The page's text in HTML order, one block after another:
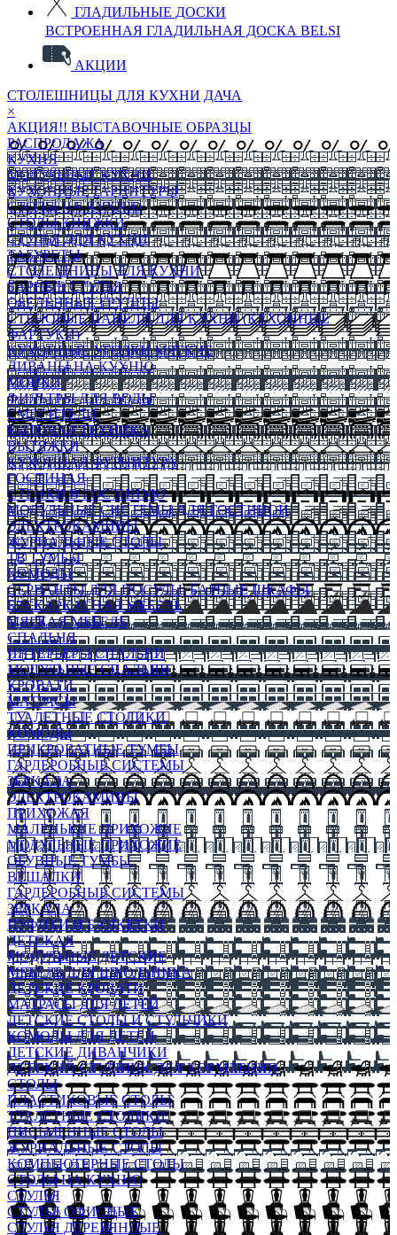
ГЛАДИЛЬНЫЕ ДОСКИ
ВСТРОЕННАЯ ГЛАДИЛЬНАЯ ДОСКА BELSI
АКЦИИ
СТОЛЕШНИЦЫ ДЛЯ КУХНИ ДАЧА
×
АКЦИЯ!! ВЫСТАВОЧНЫЕ ОБРАЗЦЫ
РАСПРОДАЖА
КУХНЯ
МОДУЛЬНЫЕ КУХНИ
КУХОННЫЕ ГАРНИТУРЫ
СТОЛЫ НА КУХНЮ
СТОЛЫ КНИЖКИ
СТУЛЬЯ ДЛЯ КУХНИ
ТАБУРЕТЫ
СТОЛЕШНИЦЫ ДЛЯ КУХНИ
БАРНЫЕ СТУЛЬЯ
ОБЕДЕННЫЕ ГРУППЫ
СТЕНОВЫЕ ПАНЕЛИ ДЛЯ КУХНИ (КУХОННЫЕ
ФАРТУКИ)
КУХОННЫЕ УГОЛКИ МЯГКИЕ
ДИВАНЫ НА КУХНЮ
МОЙКИ
ФИЛЬТРЫ ДЛЯ ВОДЫ
СМЕСИТЕЛИ
БЫТОВАЯ ТЕХНИКА
ВЫТЯЖКИ
КУХОННАЯ ФУРНИТУРА
ГОСТИНАЯ
СТЕНКИ В ГОСТИНУЮ
МОДУЛЬНЫЕ СИСТЕМЫ ДЛЯ ГОСТИНОЙ
ЭЛЕКТРОКАМИНЫ
ЖУРНАЛЬНЫЕ СТОЛЫ
ТВ ТУМБЫ
КОМОДЫ
СЕРВАНТЫ ДЛЯ ПОСУДЫ, БАРНЫЕ ШКАФЫ
БЕСКАРКАСНАЯ МЕБЕЛЬ
МЯГКАЯ МЕБЕЛЬ
СПАЛЬНЯ
ИНТЕРЬЕРЫ СПАЛЬНИ
МОДУЛЬНЫЕ СПАЛЬНИ
КРОВАТИ
МАТРАСЫ
ТУАЛЕТНЫЕ СТОЛИКИ
КОМОДЫ
ПРИКРОВАТНЫЕ ТУМБЫ
ГАРДЕРОБНЫЕ СИСТЕМЫ
ЗЕРКАЛА
ЭЛЕКТРОКАМИНЫ
ПРИХОЖАЯ
МАЛЕНЬКИЕ ПРИХОЖИЕ
МОДУЛЬНЫЕ ПРИХОЖИЕ
ОБУВНЫЕ ТУМБЫ
ВЕШАЛКИ
ГАРДЕРОБНЫЕ СИСТЕМЫ
ЗЕРКАЛА
ПУФИКИ И БАНКЕТКИ
ДЕТСКАЯ
МОДУЛЬНЫЕ ДЕТСКИЕ
МЕБЕЛЬ ДЛЯ ШКОЛЬНИКА
ДЕТСКИЕ КРОВАТИ
МАТРАСЫ ДЛЯ ДЕТЕЙ
ДЕТСКИЕ СТОЛЫ И СТУЛЬЧИКИ
КОМОДЫ ДЛЯ ДЕТЕЙ
ДЕТСКИЕ ДИВАНЧИКИ
ДЕТСКИЙ СТУЛЬЧИК ДЛЯ КОРМЛЕНИЯ
СТОЛЫ
ПЛАСТИКОВЫЕ СТОЛЫ
ТУАЛЕТНЫЕ СТОЛИКИ
ПИСЬМЕННЫЕ СТОЛЫ
ЖУРНАЛЬНЫЕ СТОЛЫ
КОМПЬЮТЕРНЫЕ СТОЛЫ
СТОЛЫ НА КУХНЮ
СТУЛЬЯ
СТУЛЬЯ ОФИСНЫЕ
СТУЛЬЯ ДЕРЕВЯННЫЕ